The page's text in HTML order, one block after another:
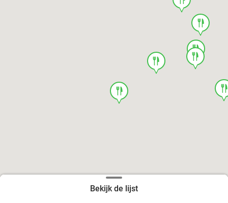
food
food
food
food
food
Bekijk de lijst